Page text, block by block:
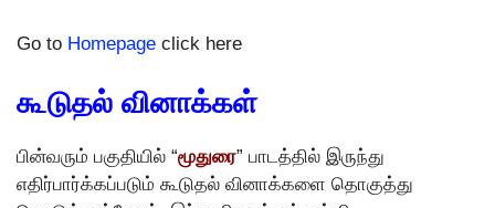
Go to Homepage click here
கூடுதல் வினாக்கள்
பின்வரும் பகுதியில் “மூதுரை” பாடத்தில் இருந்து
எதிர்பார்க்கப்படும் கூடுதல் வினாக்களை தொகுத்து